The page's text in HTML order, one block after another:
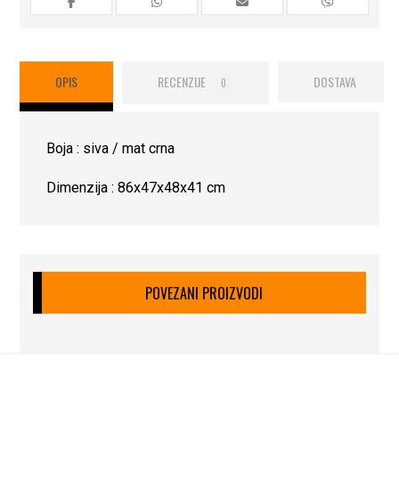
OPIS RECENZIJE 0 DOSTAVA
Boja : siva / mat crna
Dimenzija : 86x47x48x41 cm
POVEZANI PROIZVODI